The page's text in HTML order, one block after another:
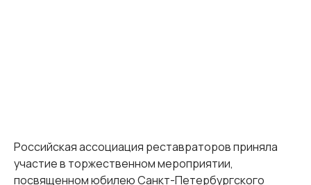
Российская ассоциация реставраторов приняла
участие в торжественном мероприятии,
посвященном юбилею Санкт-Петербургского